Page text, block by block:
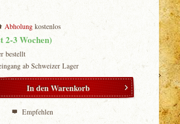
Abholung kostenlos
3 Wochen)
bestellt
ab Schweizer Lager
In denWarenkorb
Empfehlen